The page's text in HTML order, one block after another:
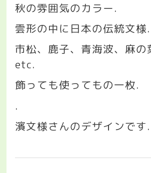
秋の雰囲気のカラー.
雲形の中に日本の伝統文様.
市松、鹿子、青海波、麻の
etc.
飾っても使ってもの一枚.
.
濱文様さんのデザインです.